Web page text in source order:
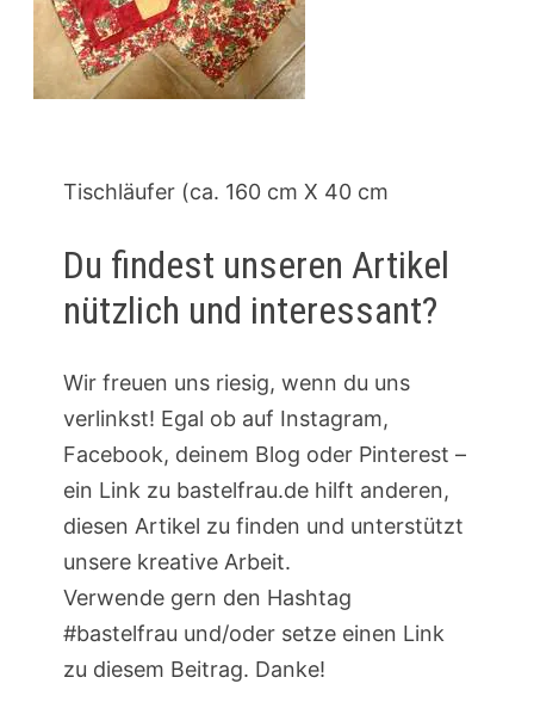
Tischläufer (ca. 160 cm X 40 cm
Du findest unseren Artikel
nützlich und interessant?
Wir freuen uns riesig, wenn du uns
verlinkst! Egal ob auf Instagram,
Facebook, deinem Blog oder Pinterest –
ein Link zu bastelfrau.de hilft anderen,
diesen Artikel zu finden und unterstützt
unsere kreative Arbeit.
Verwende gern den Hashtag
#bastelfrau und/oder setze einen Link
zu diesem Beitrag. Danke!